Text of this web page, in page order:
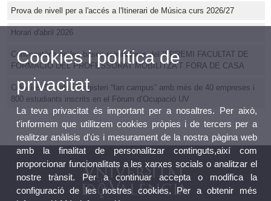
Prova de nivell per a l'accés a l'Itinerari de Música curs 2026/27
Horari d'abril 2026
Convocatòria de les bases reguladores del II PREMI FACULTAT DE
FORMACIÓ DEL PROFESSORAT MOBILITZA’T FORA DE CASA
Ciències Socials i Magisteri “fan campus” amb més de 40 empreses i
800 estudiants inscrits en el Fòrum d’Ocupació UV
Cookies i política de
privacitat
La teva privacitat és important per a nosaltres. Per això,
t'informem que utilitzem cookies pròpies i de tercers per a
realitzar anàlisis d'ús i mesurament de la nostra pàgina web
amb la finalitat de personalitzar continguts,així com
proporcionar funcionalitats a les xarxes socials o analitzar el
nostre trànsit. Per a continuar accepta o modifica la
configuració de les nostres cookies. Per a obtenir més